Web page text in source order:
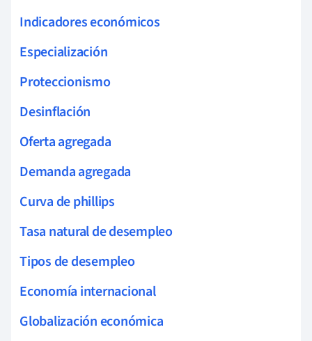
Indicadores económicos
Especialización
Proteccionismo
Desinflación
Oferta agregada
Demanda agregada
Curva de phillips
Tasa natural de desempleo
Tipos de desempleo
Economía internacional
Globalización económica